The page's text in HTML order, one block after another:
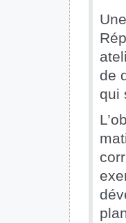
de
qui